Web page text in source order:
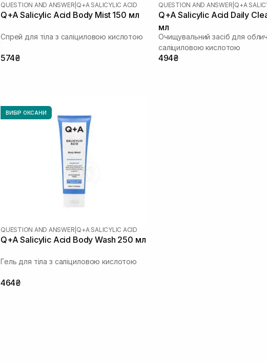
QUESTION AND ANSWER Q+A SALICYLIC ACID
Q+A Salicylic Acid Body Mist 150 мл
Спрей для тіла з саліциловою кислотою
574₴
QUESTION AND ANSWER Q+A
Q+A Salicylic Acid Daily
мл
Очищувальний засіб для
саліциловою кислотою
494₴
ВИБІР ОКСАНИ
QUESTION AND ANSWER Q+A SALICYLIC ACID
Q+A Salicylic Acid Body Wash 250 мл
Гель для тіла з саліциловою кислотою
464₴